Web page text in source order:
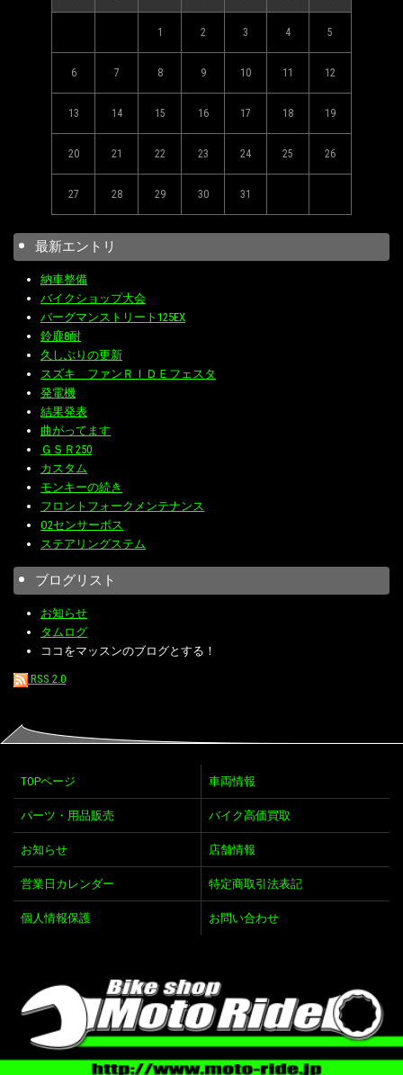
1 2 3 4 5
6 7 8 9 10 11 12
13 14 15 16 17 18 19
20 21 22 23 24 25 26
27 28 29 30 31
最新エントリ
納車整備
バイクショップ大会
バーグマンストリート125EX
鈴鹿8耐
久しぶりの更新
スズキ ファンＲＩＤＥフェスタ
発電機
結果発表
曲がってます
ＧＳＲ250
カスタム
モンキーの続き
フロントフォークメンテナンス
O2センサーボス
ステアリングステム
ブログリスト
お知らせ
タムログ
ココをマッスンのブログとする！
RSS 2.0
TOPページ 車両情報
パーツ・用品販売 バイク高価買取
お知らせ 店舗情報
営業日カレンダー 特定商取引法表記
個人情報保護 お問い合わせ